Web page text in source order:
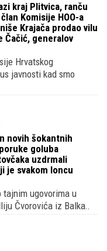
kraj Plitvica, ranču
Komisije HOO-a
Krajača prodao vilu
Čačić, generalov
Hrvatskog
javnosti kad smo
novih šokantnih
goluba
uzdrmali
je svakom loncu
tajnim ugovorima u
Čvorovića iz Balka..